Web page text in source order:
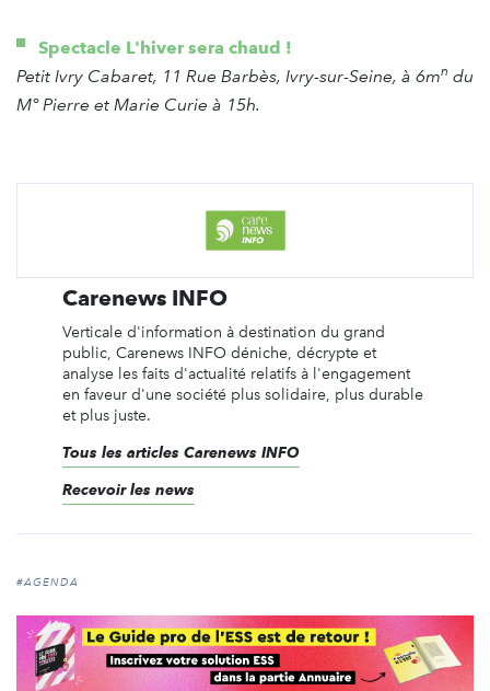
Spectacle L'hiver sera chaud !
Petit Ivry Cabaret, 11 Rue Barbès, Ivry-sur-Seine, à 6mn du
M° Pierre et Marie Curie à 15h.
Carenews INFO
Verticale d'information à destination du grand
public, Carenews INFO déniche, décrypte et
analyse les faits d'actualité relatifs à l'engagement
en faveur d'une société plus solidaire, plus durable
et plus juste.
Tous les articles Carenews INFO
Recevoir les news
#AGENDA